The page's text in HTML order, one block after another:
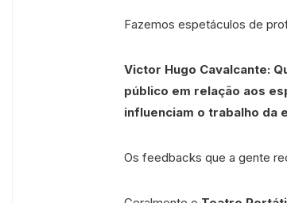
Fazemos espetáculos de
Victor Hugo Cavalcante:
público em relação aos
influenciam o trabalho da
Os feedbacks que a gente